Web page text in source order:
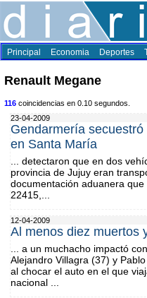
Principal Economia Deportes
Renault Megane
116 coincidencias en 0.10 segundos.
23-04-2009
Gendarmería
en Santa María
... detectaron que en dos
provincia de Jujuy eran
documentación aduanera
22415,...
12-04-2009
Al menos diez muertos
... a un muchacho impactó
Alejandro Villagra (37) y
al chocar el auto en el que
nacional ...